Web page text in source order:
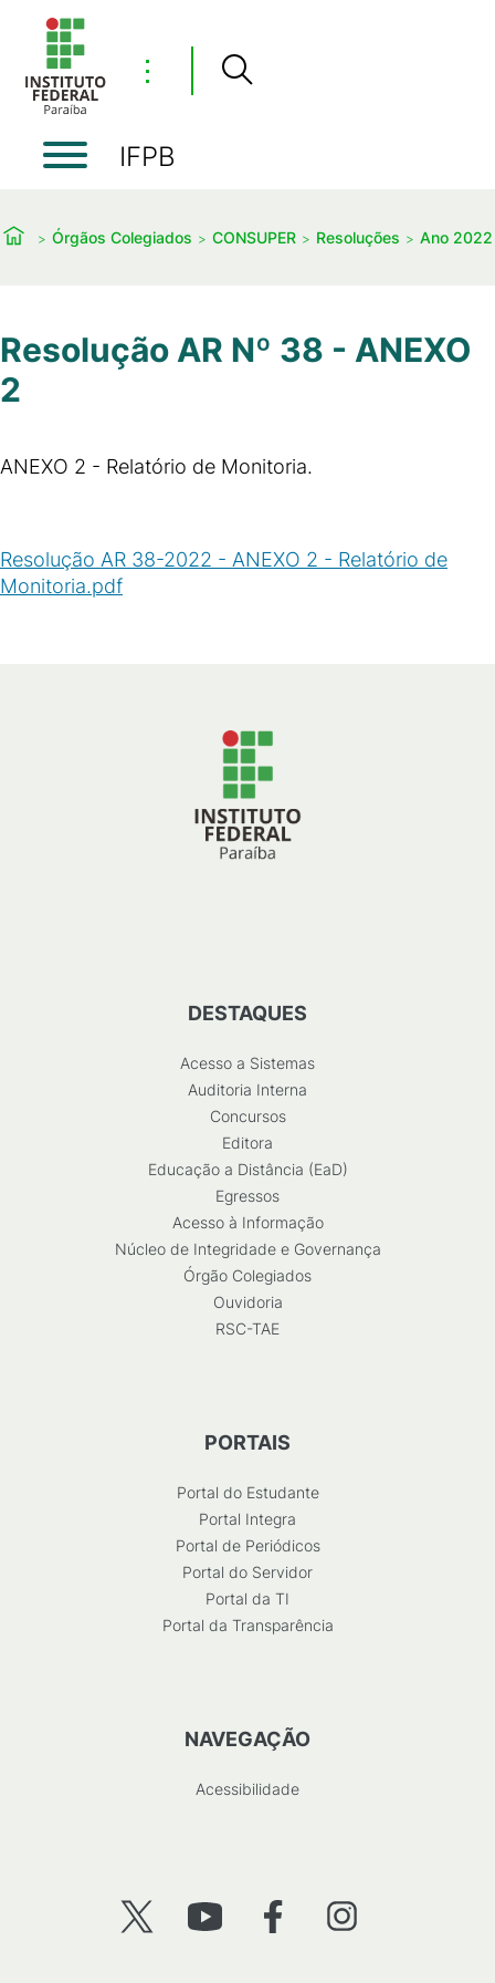
⋮
IFPB
Órgãos Colegiados CONSUPER Resoluções Ano 2022
Resolução AR Nº 38 - ANEXO
2
ANEXO 2 - Relatório de Monitoria.
Resolução AR 38-2022 - ANEXO 2 - Relatório de
Monitoria.pdf
DESTAQUES
Acesso a Sistemas
Auditoria Interna
Concursos
Editora
Educação a Distância (EaD)
Egressos
Acesso à Informação
Núcleo de Integridade e Governança
Órgão Colegiados
Ouvidoria
RSC-TAE
PORTAIS
Portal do Estudante
Portal Integra
Portal de Periódicos
Portal do Servidor
Portal da TI
Portal da Transparência
NAVEGAÇÃO
Acessibilidade